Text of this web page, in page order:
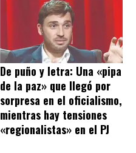
De puño y letra: Una «pipa
de la paz» que llegó por
sorpresa en el oficialismo,
mientras hay tensiones
«regionalistas» en el PJ